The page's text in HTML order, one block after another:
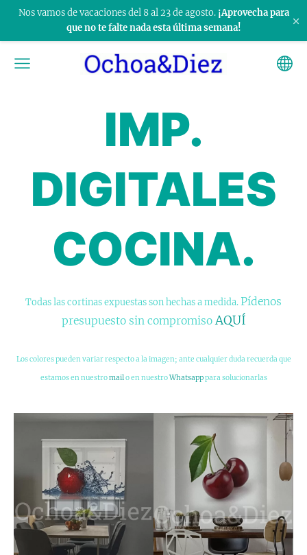
Nos vamos de vacaciones del 8 al 23 de agosto. ¡Aprovecha para
que no te falte nada esta última semana!
×
IMP.
DIGITALES
COCINA.
Todas las cortinas expuestas son hechas a medida. Pídenos
presupuesto sin compromiso AQUÍ
Los colores pueden variar respecto a la imagen; ante cualquier duda recuerda que
estamos en nuestromailo en nuestroWhatsapppara solucionarlas